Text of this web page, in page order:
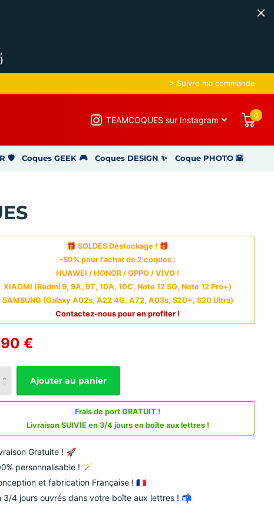
> Suivre ma commande
TEAMCOQUES sur Instagram 0
🛡️ Coques GEEK 🎮 Coques DESIGN ✨ Coque PHOTO 🌇
🎁 SOLDES Destockage ! 🎁
-50% pour l'achat de 2 coques :
HUAWEI / HONOR / OPPO / VIVO !
XIAOMI (Redmi 9, 9A, 9T, 10A, 10C, Note 12 5G, Note 12 Pro+)
SAMSUNG (Galaxy A02s, A22 4G, A72, A03s, S20+, S20 Ultra)
Contactez-nous pour en profiter !
€
Ajouter au panier
Frais de port GRATUIT !
Livraison SUIVIE en 3/4 jours en boîte aux lettres !
Gratuite ! 🚀
personnalisable ! 🪄
et fabrication Française ! 🇫🇷
3/4 jours ouvrés dans votre boîte aux lettres ! 📬